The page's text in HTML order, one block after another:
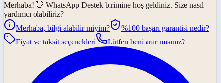
Merhaba! 👋 WhatsApp Destek birimine hoş geldiniz. Size nasıl
yardımcı olabiliriz?
Merhaba, bilgi alabilir miyim?
%100 başarı garantisi nedir?
Fiyat ve taksit seçenekleri
Lütfen beni arar mısınız?